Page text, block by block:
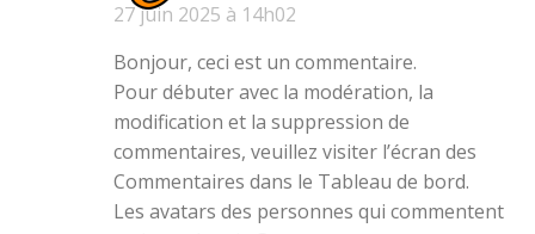
27 juin 2025 à 14h02
Bonjour, ceci est un commentaire.
Pour débuter avec la modération, la
modification et la suppression de
commentaires, veuillez visiter l’écran des
Commentaires dans le Tableau de bord.
Les avatars des personnes qui commentent